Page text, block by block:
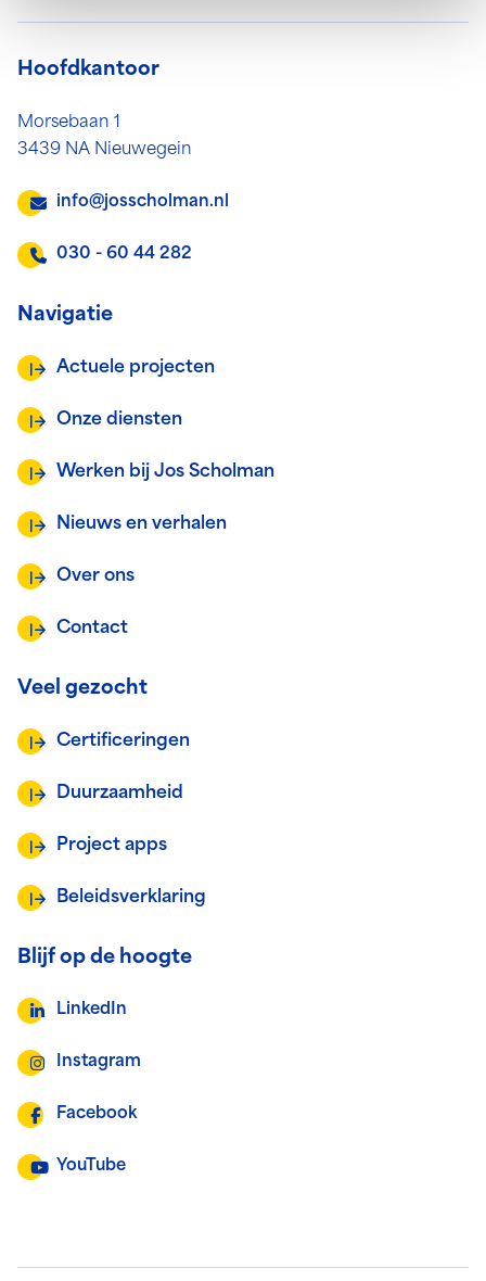
Hoofdkantoor
Morsebaan 1
3439 NA Nieuwegein
info@josscholman.nl
030 - 60 44 282
Navigatie
Actuele projecten
Onze diensten
Werken bij Jos Scholman
Nieuws en verhalen
Over ons
Contact
Veel gezocht
Certificeringen
Duurzaamheid
Project apps
Beleidsverklaring
Blijf op de hoogte
LinkedIn
Instagram
Facebook
YouTube